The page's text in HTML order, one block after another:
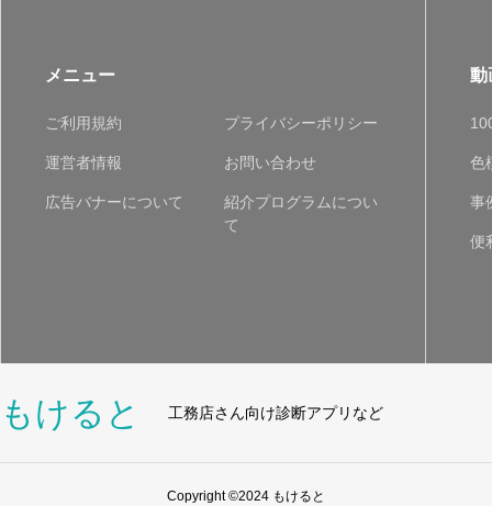
メニュー
ご利用規約 プライバシーポリシー
運営者情報 お問い合わせ
広告バナーについて
紹介プログラムについ
て
動
色
事
便
もけると 工務店さん向け診断アプリなど
Copyright ©2024 もけると